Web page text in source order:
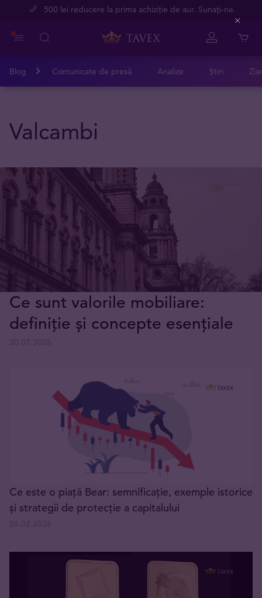
500 lei reducere la prima achiziție de aur. Sunați-ne.
Blog Comunicate de presă Analize Știri
Valcambi
Ce sunt valorile mobiliare:
definiție și concepte esențiale
Ce este o piață Bear: semnificație, exemple istorice
și strategii de protecție a capitalului
Close